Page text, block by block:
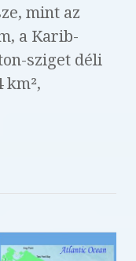
mint az
a Karib-
sziget déli
km²,